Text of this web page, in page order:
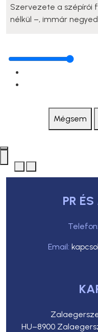
Szervezete a szépírói
nélkül –, immár
Mégsem
PR
Telefon:
Email:
HU–8900